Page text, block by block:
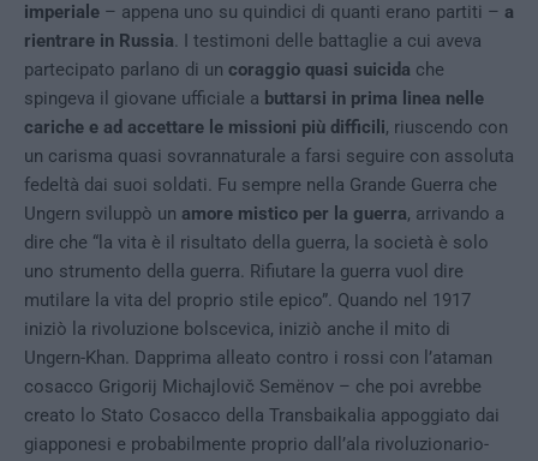
imperiale – appena uno su quindici di quanti erano partiti – a
rientrare in Russia. I testimoni delle battaglie a cui aveva
partecipato parlano di un coraggio quasi suicida che
spingeva il giovane ufficiale a buttarsi in prima linea nelle
cariche e ad accettare le missioni più difficili, riuscendo con
un carisma quasi sovrannaturale a farsi seguire con assoluta
fedeltà dai suoi soldati. Fu sempre nella Grande Guerra che
Ungern sviluppò un amore mistico per la guerra, arrivando a
dire che “la vita è il risultato della guerra, la società è solo
uno strumento della guerra. Rifiutare la guerra vuol dire
mutilare la vita del proprio stile epico”. Quando nel 1917
iniziò la rivoluzione bolscevica, iniziò anche il mito di
Ungern-Khan. Dapprima alleato contro i rossi con l’ataman
cosacco Grigorij Michajlovič Semënov – che poi avrebbe
creato lo Stato Cosacco della Transbaikalia appoggiato dai
giapponesi e probabilmente proprio dall’ala rivoluzionario-